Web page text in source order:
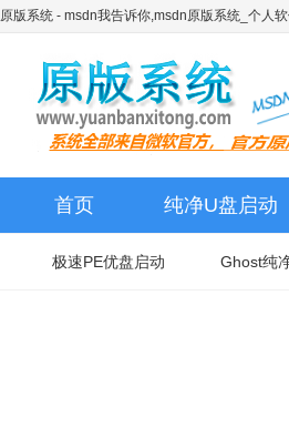
原版系统 - msdn我告诉你,msdn原版系统_个人
首页 纯净U盘启动
极速PE优盘启动 Ghost纯